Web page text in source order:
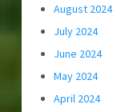
August 2024
July 2024
June 2024
May 2024
April 2024